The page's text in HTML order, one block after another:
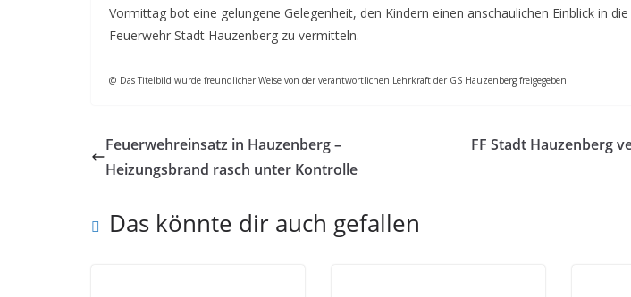
Vormittag bot eine gelungene Gelegenheit, den Kindern einen anschaulichen Einblick in
Feuerwehr Stadt Hauzenberg zu vermitteln.
@ Das Titelbild wurde freundlicher Weise von der verantwortlichen Lehrkraft der GS Hauzenberg freigegeben
Feuerwehreinsatz in Hauzenberg –
Heizungsbrand rasch unter Kontrolle
FF Stadt Hauzenberg
Das könnte dir auch gefallen